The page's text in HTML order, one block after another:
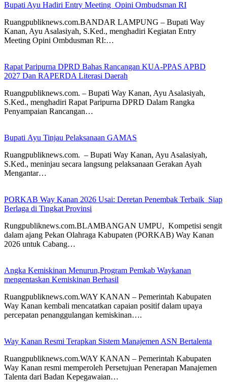
Bupati Ayu Hadiri Entry Meeting Opini Ombudsman RI
Ruangpubliknews.com.BANDAR LAMPUNG – Bupati Way
Kanan, Ayu Asalasiyah, S.Ked., menghadiri Kegiatan Entry
Meeting Opini Ombdusman RI:…
Rapat Paripurna DPRD Bahas Rancangan KUA-PPAS APBD
2027 Dan RAPERDA Literasi Daerah
Ruangpubliknews.com. – Bupati Way Kanan, Ayu Asalasiyah,
S.Ked., menghadiri Rapat Paripurna DPRD Dalam Rangka
Penyampaian Rancangan…
Bupati Ayu Tinjau Pelaksanaan GAMAS
Ruangpubliknews.com. – Bupati Way Kanan, Ayu Asalasiyah,
S.Ked., meninjau secara langsung pelaksanaan Gerakan Ayah
Mengantar…
PORKAB Way Kanan 2026 Usai: Deretan Penembak Terbaik Siap
Berlaga di Tingkat Provinsi
Rungpubliknews.com.BLAMBANGAN UMPU, Kompetisi sengit
dalam ajang Pekan Olahraga Kabupaten (PORKAB) Way Kanan
2026 untuk Cabang…
Angka Kemiskinan Menurun,Program Pemkab Waykanan
mengentaskan Kemiskinan Berhasil
Ruangpubliknews.com.WAY KANAN – Pemerintah Kabupaten
Way Kanan kembali mencatatkan capaian positif dalam upaya
percepatan penanggulangan kemiskinan….
Way Kanan Resmi Terapkan Sistem Manajemen ASN Bertalenta
Ruangpubliknews.com.WAY KANAN – Pemerintah Kabupaten
Way Kanan resmi memperoleh Persetujuan Penerapan Manajemen
Talenta dari Badan Kepegawaian…